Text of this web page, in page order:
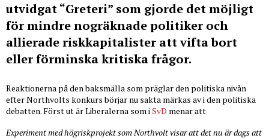
utvidgat “Greteri” som gjorde det möjligt
för mindre nogräknade politiker och
allierade riskkapitalister att vifta bort
eller förminska kritiska frågor.
Reaktionerna på den baksmälla som präglar den politiska nivån
efter Northvolts konkurs börjar nu sakta märkas av i den politiska
debatten. Först ut är Liberalerna som i SvD menar att
Experiment med högrisk­projekt som Northvolt visar att det nu är dags att